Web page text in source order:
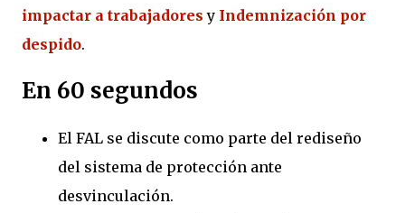
impactar a trabajadores y Indemnización por
despido.
En 60 segundos
El FAL se discute como parte del rediseño
del sistema de protección ante
desvinculación.